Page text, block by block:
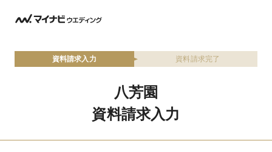
資料請求入力 資料請求完了
八芳園
資料請求入力